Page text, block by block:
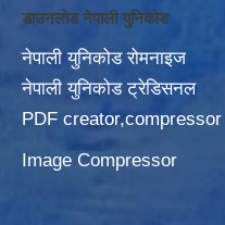
डाउनलोड नेपाली युनिकोड
नेपाली युनिकोड रोमनाइज
नेपाली युनिकोड ट्रेडिसनल
PDF creator,compressor
Image Compressor